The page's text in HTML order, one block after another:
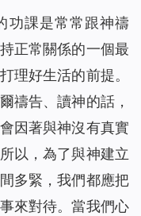
功課是常常跟神禱
正常關係的一個最
理好生活的前提。
禱告、讀神的話，
因著與神沒有真實
以，為了與神建立
多緊，我們都應把
來對待。當我們心